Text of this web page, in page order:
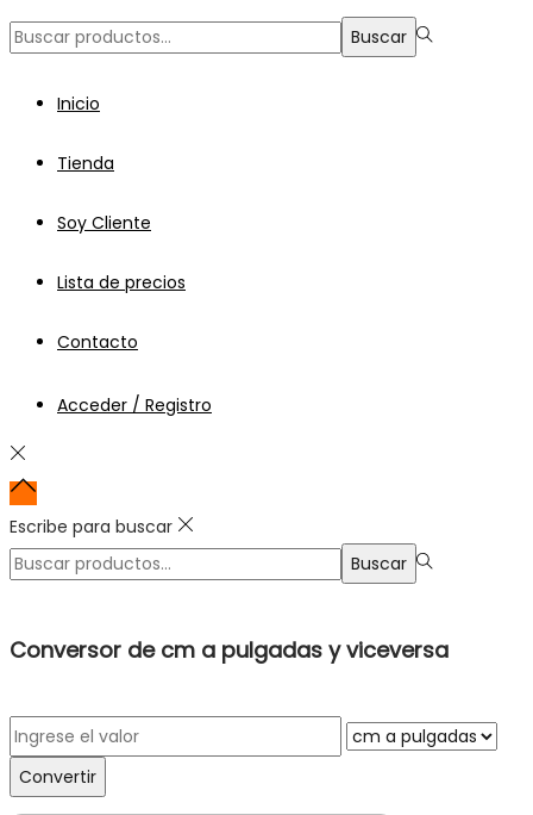
Búsqueda
Buscar
Inicio
Tienda
Soy Cliente
Lista de precios
Contacto
Acceder / Registro
Escribe para buscar
Búsqueda
Buscar
Conversor de cm a pulgadas y viceversa
Convertir